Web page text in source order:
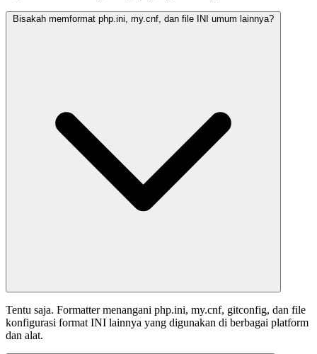
Bisakah memformat php.ini, my.cnf, dan file INI umum lainnya?
Tentu saja. Formatter menangani php.ini, my.cnf, gitconfig, dan file
konfigurasi format INI lainnya yang digunakan di berbagai platform
dan alat.